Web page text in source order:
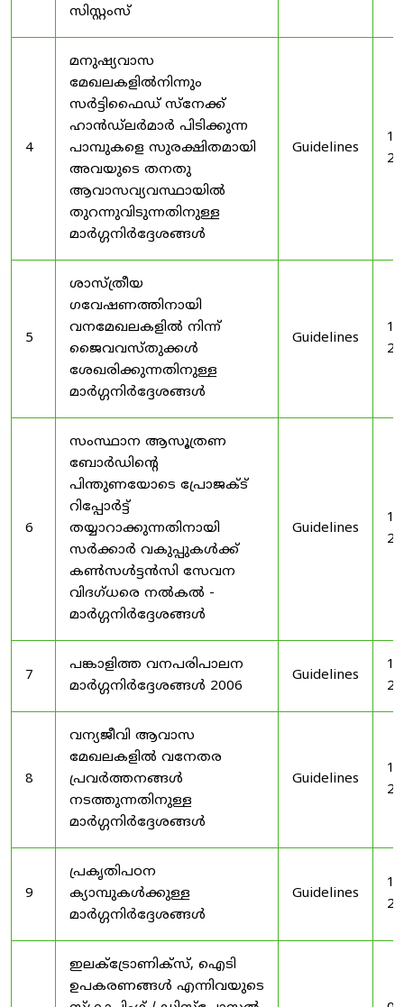
സിസ്റ്റംസ്
4
മനുഷ്യവാസ
മേഖലകളിൽനിന്നും
സർട്ടിഫൈഡ് സ്നേക്ക്
ഹാൻഡ്‌ലർമാർ പിടിക്കുന്ന
പാമ്പുകളെ സുരക്ഷിതമായി
അവയുടെ തനതു
ആവാസവ്യവസ്ഥായിൽ
തുറന്നുവിടുന്നതിനുള്ള
മാർഗ്ഗനിർദ്ദേശങ്ങൾ
Guidelines
5
ശാസ്ത്രീയ
ഗവേഷണത്തിനായി
വനമേഖലകളിൽ നിന്ന്
ജൈവവസ്തുക്കൾ
ശേഖരിക്കുന്നതിനുള്ള
മാർഗ്ഗനിർദ്ദേശങ്ങൾ
Guidelines
6
സംസ്ഥാന ആസൂത്രണ
ബോർഡിൻ്റെ
പിന്തുണയോടെ പ്രോജക്ട്
റിപ്പോർട്ട്
തയ്യാറാക്കുന്നതിനായി
സർക്കാർ വകുപ്പുകൾക്ക്
കൺസൾട്ടൻസി സേവന
വിദഗ്ധരെ നൽകൽ -
മാർഗ്ഗനിർദ്ദേശങ്ങൾ
Guidelines
7
പങ്കാളിത്ത വനപരിപാലന
മാർഗ്ഗനിർദ്ദേശങ്ങൾ 2006
Guidelines
8
വന്യജീവി ആവാസ
മേഖലകളിൽ വനേതര
പ്രവർത്തനങ്ങൾ
നടത്തുന്നതിനുള്ള
മാർഗ്ഗനിർദ്ദേശങ്ങൾ
Guidelines
9
പ്രകൃതിപഠന
ക്യാമ്പുകൾക്കുള്ള
മാർഗ്ഗനിർദ്ദേശങ്ങൾ
Guidelines
ഇലക്‌ട്രോണിക്‌സ്, ഐടി
ഉപകരണങ്ങൾ എന്നിവയുടെ